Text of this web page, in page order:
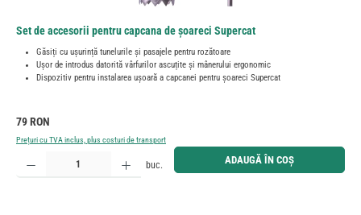
Set de accesorii pentru capcana de șoareci Supercat
Găsiți cu ușurință tunelurile și pasajele pentru rozătoare
Ușor de introdus datorită vârfurilor ascuțite și mânerului ergonomic
Dispozitiv pentru instalarea ușoară a capcanei pentru șoareci Supercat
Preț obișnuit:
79 RON
Prețuri cu TVA inclus, plus costuri de transport
Cantitate produs: Introduceți cantitatea dorită sau utilizați butoanele pentru a mări sau micșora
buc. ADAUGĂ ÎN COȘ